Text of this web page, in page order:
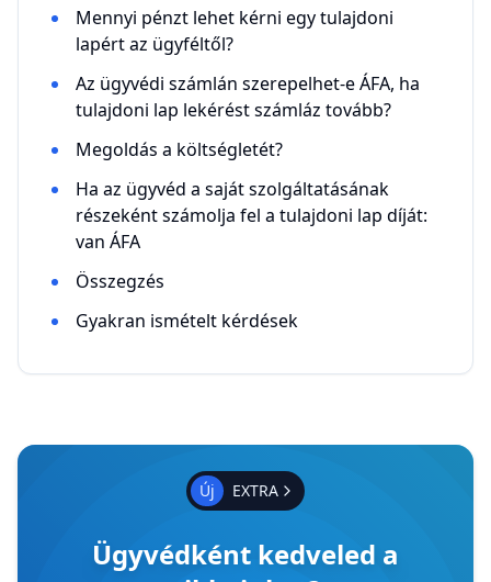
Mennyi pénzt lehet kérni egy tulajdoni
lapért az ügyféltől?
Az ügyvédi számlán szerepelhet-e ÁFA, ha
tulajdoni lap lekérést számláz tovább?
Megoldás a költségletét?
Ha az ügyvéd a saját szolgáltatásának
részeként számolja fel a tulajdoni lap díját:
van ÁFA
Összegzés
Gyakran ismételt kérdések
Új EXTRA
Ügyvédként kedveled a